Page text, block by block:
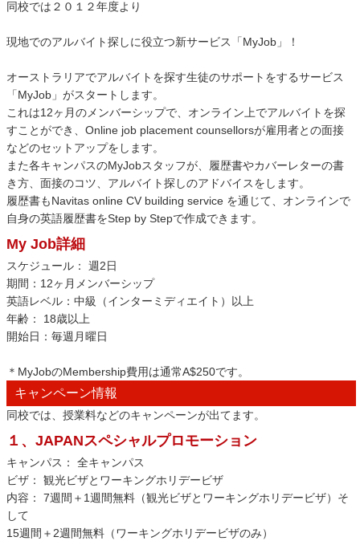
同校では２０１２年度より
現地でのアルバイト探しに役立つ新サービス「MyJob」！
オーストラリアでアルバイトを探す生徒のサポートをするサービス
「MyJob」がスタートします。
これは12ヶ月のメンバーシップで、オンライン上でアルバイトを探
すことができ、Online job placement counsellorsが雇用者との面接
などのセットアップをします。
また各キャンパスのMyJobスタッフが、履歴書やカバーレターの書
き方、面接のコツ、アルバイト探しのアドバイスをします。
履歴書もNavitas online CV building service を通じて、オンラインで
自身の英語履歴書をStep by Stepで作成できます。
My Job詳細
スケジュール： 週2日
期間：12ヶ月メンバーシップ
英語レベル：中級（インターミディエイト）以上
年齢： 18歳以上
開始日：毎週月曜日
＊MyJobのMembership費用は通常A$250です。
キャンペーン情報
同校では、授業料などのキャンペーンが出てます。
１、JAPANスペシャルプロモーション
キャンパス： 全キャンパス
ビザ： 観光ビザとワーキングホリデービザ
内容： 7週間＋1週間無料（観光ビザとワーキングホリデービザ）そ
して
15週間＋2週間無料（ワーキングホリデービザのみ）